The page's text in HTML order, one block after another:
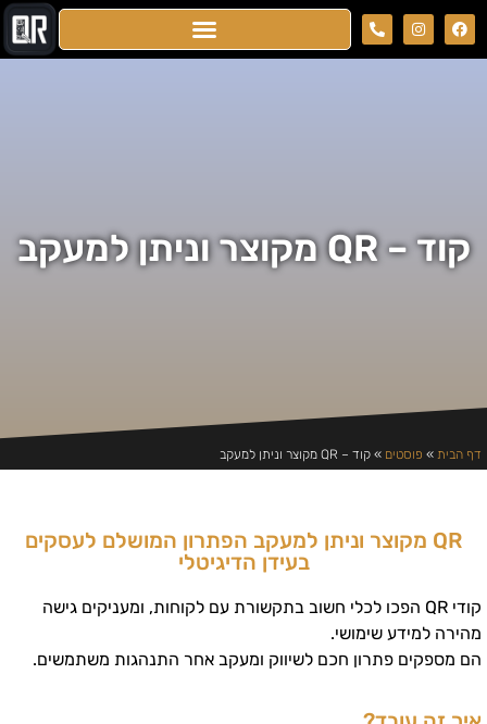
קוד – QR מקוצר וניתן למעקב
דף הבית » פוסטים » קוד – QR מקוצר וניתן למעקב
QR מקוצר וניתן למעקב הפתרון המושלם לעסקים
בעידן הדיגיטלי
קודי QR הפכו לכלי חשוב בתקשורת עם לקוחות, ומעניקים גישה
מהירה למידע שימושי.
הם מספקים פתרון חכם לשיווק ומעקב אחר התנהגות משתמשים.